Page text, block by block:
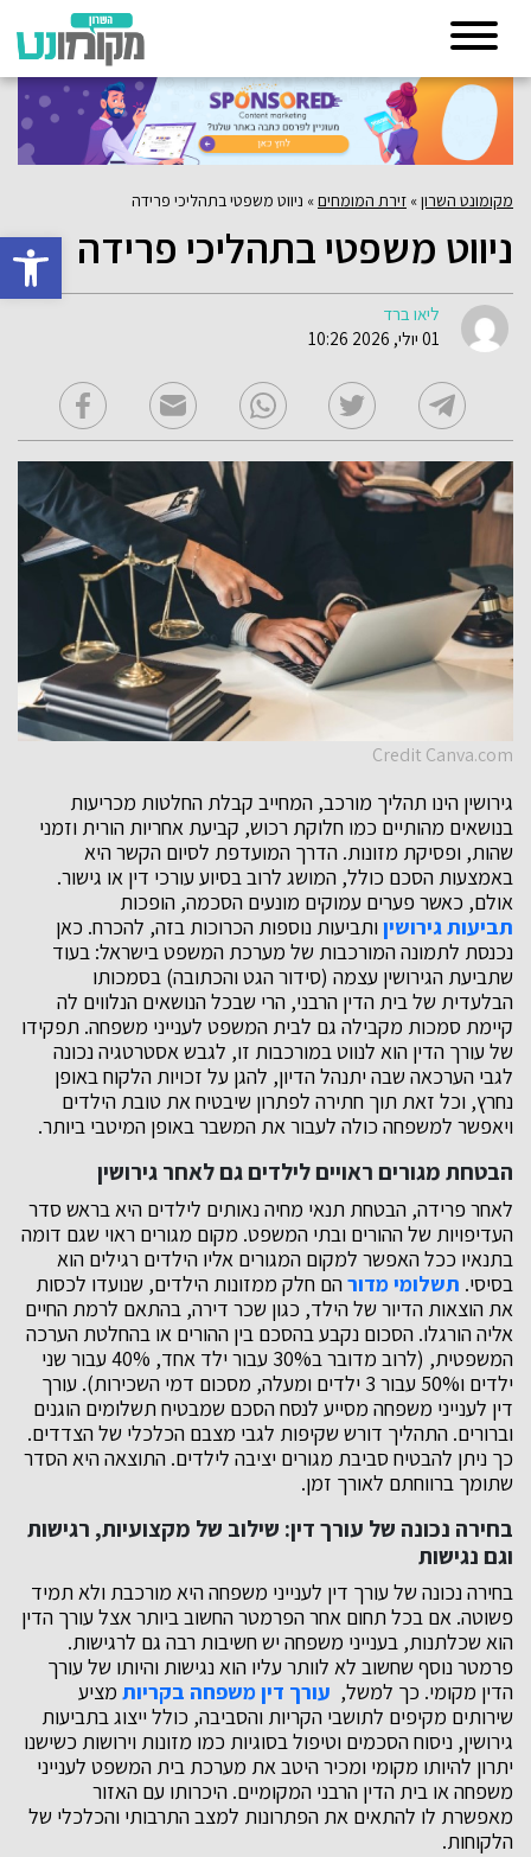
פתח
מקומונט השרון» זירת המומחים» ניווט משפטי בתהליכי פרידה
ניווט משפטי בתהליכי פרידה
ליאו ברד
01 יולי, 2026 10:26
Credit Canva.com
גירושין הינו תהליך מורכב, המחייב קבלת החלטות מכריעות
בנושאים מהותיים כמו חלוקת רכוש, קביעת אחריות הורית וזמני
שהות, ופסיקת מזונות. הדרך המועדפת לסיום הקשר היא
באמצעות הסכם כולל, המושג לרוב בסיוע עורכי דין או גישור.
אולם, כאשר פערים עמוקים מונעים הסכמה, הופכות
תביעות גירושיןותביעות נוספות הכרוכות בזה, להכרח. כאן
נכנסת לתמונה המורכבות של מערכת המשפט בישראל: בעוד
שתביעת הגירושין עצמה (סידור הגט והכתובה) בסמכותו
הבלעדית של בית הדין הרבני, הרי שבכל הנושאים הנלווים לה
קיימת סמכות מקבילה גם לבית המשפט לענייני משפחה. תפקידו
של עורך הדין הוא לנווט במורכבות זו, לגבש אסטרטגיה נכונה
לגבי הערכאה שבה יתנהל הדיון, להגן על זכויות הלקוח באופן
נחרץ, וכל זאת תוך חתירה לפתרון שיבטיח את טובת הילדים
ויאפשר למשפחה כולה לעבור את המשבר באופן המיטבי ביותר.
הבטחת מגורים ראויים לילדים גם לאחר גירושין
לאחר פרידה, הבטחת תנאי מחיה נאותים לילדים היא בראש סדר
העדיפויות של ההורים ובתי המשפט. מקום מגורים ראוי שגם דומה
בתנאיו ככל האפשר למקום המגורים אליו הילדים רגילים הוא
בסיסי. תשלומי מדורהם חלק ממזונות הילדים, שנועדו לכסות
את הוצאות הדיור של הילד, כגון שכר דירה, בהתאם לרמת החיים
אליה הורגלו. הסכום נקבע בהסכם בין ההורים או בהחלטת הערכה
המשפטית, (לרוב מדובר ב30% עבור ילד אחד, 40% עבור שני
ילדים ו50% עבור 3 ילדים ומעלה, מסכום דמי השכירות). עורך
דין לענייני משפחה מסייע לנסח הסכם שמבטיח תשלומים הוגנים
וברורים. התהליך דורש שקיפות לגבי מצבם הכלכלי של הצדדים.
כך ניתן להבטיח סביבת מגורים יציבה לילדים. התוצאה היא הסדר
שתומך ברווחתם לאורך זמן.
בחירה נכונה של עורך דין: שילוב של מקצועיות, רגישות
וגם נגישות
בחירה נכונה של עורך דין לענייני משפחה היא מורכבת ולא תמיד
פשוטה. אם בכל תחום אחר הפרמטר החשוב ביותר אצל עורך הדין
הוא שכלתנות, בענייני משפחה יש חשיבות רבה גם לרגישות.
פרמטר נוסף שחשוב לא לוותר עליו הוא נגישות והיותו של עורך
הדין מקומי. כך למשל, עורך דין משפחה בקריות מציע
שירותים מקיפים לתושבי הקריות והסביבה, כולל ייצוג בתביעות
גירושין, ניסוח הסכמים וטיפול בסוגיות כמו מזונות וירושות כשישנו
יתרון להיותו מקומי ומכיר היטב את מערכת בית המשפט לענייני
משפחה או בית הדין הרבני המקומיים. היכרותו עם האזור
מאפשרת לו להתאים את הפתרונות למצב התרבותי והכלכלי של
הלקוחות.